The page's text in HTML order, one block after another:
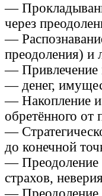
—
через
—
преодоления)
— Привлечение
— денег,
— Накопление и
обретённого от
—
до конечной
— Преодоление
страхов,